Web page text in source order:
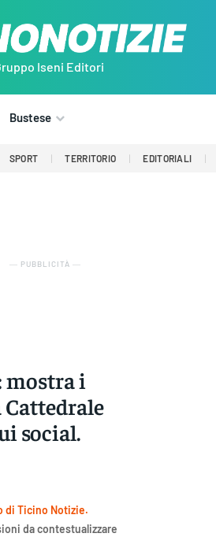
Iseni Editori
Bustese
SPORT TERRITORIO EDITORIALI
― PUBBLICITÀ ―
i
social.
di Ticino Notizie.
da contestualizzare